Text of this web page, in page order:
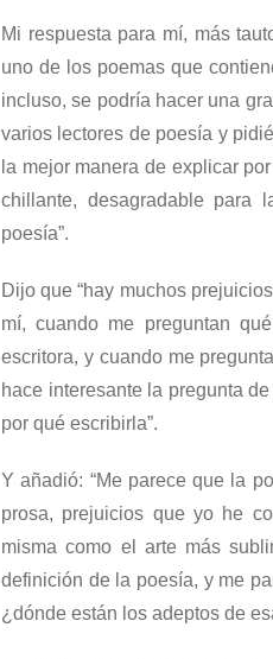
Mi respuesta para mí, más
uno de los poemas que
incluso, se podría hacer una
varios lectores de poesía y
la mejor manera de explicar por
chillante, desagradable para
poesía”.
Dijo que “hay muchos
mí, cuando me preguntan
escritora, y cuandome
hace interesante la pregunta de
por qué escribirla”.
Y añadió: “Me parece que la
prosa, prejuicios que yo he
misma como el arte más
definición de la poesía, y me
¿dónde están los adeptos de